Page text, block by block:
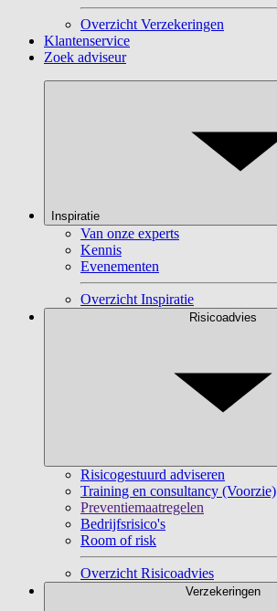
Overzicht Verzekeringen
Klantenservice
Zoek adviseur
Inspiratie
Van onze experts
Kennis
Evenementen
Overzicht Inspiratie
Risicoadvies
Risicogestuurd adviseren
Training en consultancy (Voorzie)
Preventiemaatregelen
Bedrijfsrisico's
Room of risk
Overzicht Risicoadvies
Verzekeringen